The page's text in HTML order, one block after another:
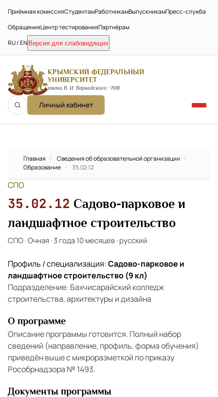
Приёмная комиссияСтудентамРаботникамВыпускникамПресс-служба
ОбращенияЦентр тестированияПартнёрам
RU / EN Версия для слабовидящих
КРЫМСКИЙ ФЕДЕРАЛЬНЫЙ
УНИВЕРСИТЕТ
имени В. И. Вернадского · 1918
Личный кабинет
Главная / Сведения об образовательной организации /
Образование / 35.02.12
СПО
35.02.12 Садово-парковое и
ландшафтное строительство
СПО·Очная·3 года 10 месяцев·русский
Профиль / специализация:Садово-парковое и
ландшафтное строительство (9 кл)
Подразделение: Бахчисарайский колледж
строительства, архитектуры и дизайна
О программе
Описание программы готовится. Полный набор
сведений (направление, профиль, форма обучения)
приведён выше с микроразметкой по приказу
Рособрнадзора № 1493.
Документы программы